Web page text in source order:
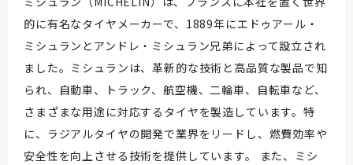
的に有名なタイヤメーカーで、1889年にエドゥアール・
ミシュランとアンドレ・ミシュラン兄弟によって設立され
ました。ミシュランは、革新的な技術と高品質な製品で知
られ、自動車、トラック、航空機、二輪車、自転車など、
さまざまな用途に対応するタイヤを製造しています。特
に、ラジアルタイヤの開発で業界をリードし、燃費効率や
安全性を向上させる技術を提供しています。 また、ミシ